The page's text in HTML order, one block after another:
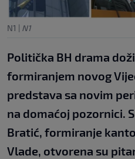
N1 | N1
Politička BH drama
formiranjem novog
predstava sa novim
na domaćoj pozornici.
Bratić, formiranje
Vlade, otvorena su